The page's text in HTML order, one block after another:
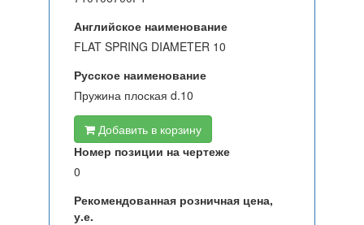
Английское наименование
FLAT SPRING DIAMETER 10
Русское наименование
Пружина плоская d.10
Добавить в корзину
Номер позиции на чертеже
0
Рекомендованная розничная цена,
у.е.